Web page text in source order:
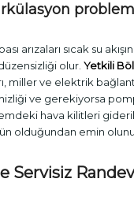
arızaları sıcak su
olur. Yetkili
miller ve elektrik
ve gerekiyorsa
hava kilitleri
olduğundan emin
Servisiz